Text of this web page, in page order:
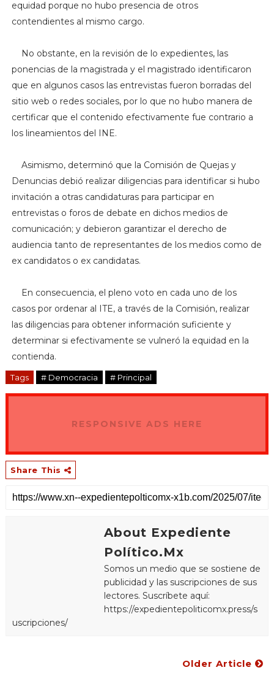
equidad porque no hubo presencia de otros
contendientes al mismo cargo.
No obstante, en la revisión de lo expedientes, las
ponencias de la magistrada y el magistrado identificaron
que en algunos casos las entrevistas fueron borradas del
sitio web o redes sociales, por lo que no hubo manera de
certificar que el contenido efectivamente fue contrario a
los lineamientos del INE.
Asimismo, determinó que la Comisión de Quejas y
Denuncias debió realizar diligencias para identificar si hubo
invitación a otras candidaturas para participar en
entrevistas o foros de debate en dichos medios de
comunicación; y debieron garantizar el derecho de
audiencia tanto de representantes de los medios como de
ex candidatos o ex candidatas.
En consecuencia, el pleno voto en cada uno de los
casos por ordenar al ITE, a través de la Comisión, realizar
las diligencias para obtener información suficiente y
determinar si efectivamente se vulneró la equidad en la
contienda.
Tags # Democracia # Principal
RESPONSIVE ADS HERE
Share This
About Expediente
Político.Mx
Somos un medio que se sostiene de
publicidad y las suscripciones de sus
lectores. Suscríbete aquí:
https://expedientepoliticomx.press/s
uscripciones/
Older Article